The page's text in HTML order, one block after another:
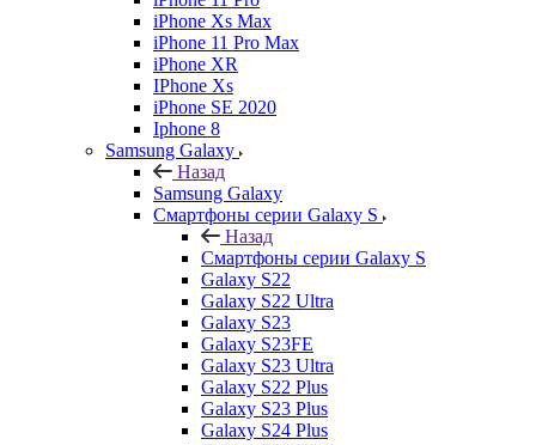
iPhone Xs Max
iPhone 11 Pro Max
iPhone XR
IPhone Xs
iPhone SE 2020
Iphone 8
Samsung Galaxy
Назад
Samsung Galaxy
Смартфоны серии Galaxy S
Назад
Смартфоны серии Galaxy S
Galaxy S22
Galaxy S22 Ultra
Galaxy S23
Galaxy S23FE
Galaxy S23 Ultra
Galaxy S22 Plus
Galaxy S23 Plus
Galaxy S24 Plus